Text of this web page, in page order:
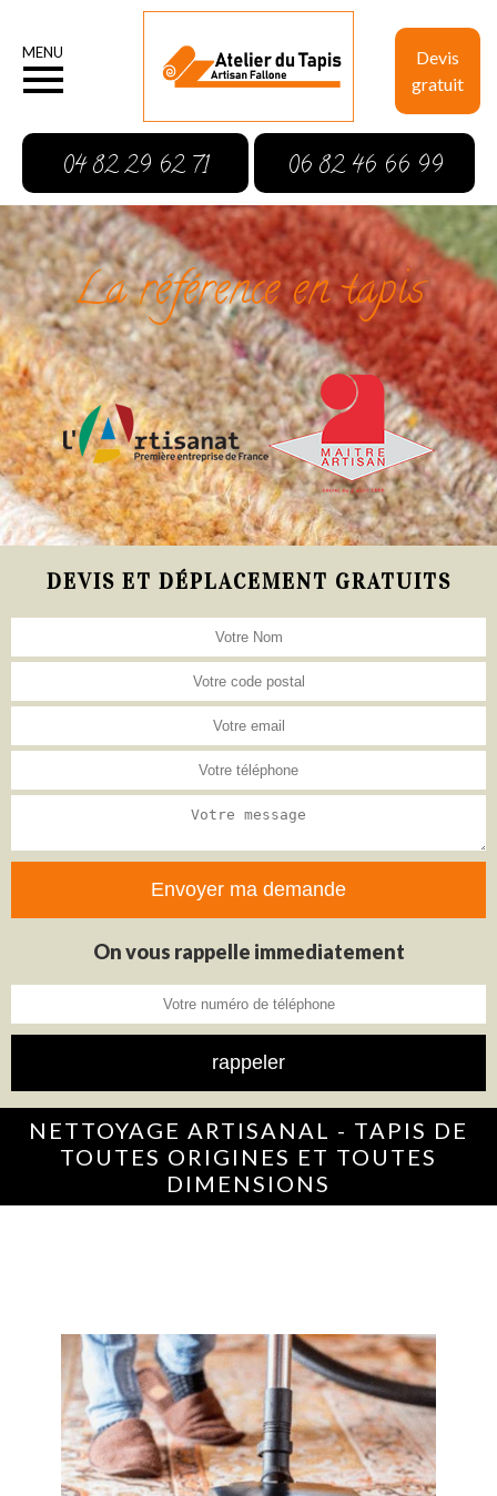
Devis
gratuit
MENU
04 82 29 62 71 06 82 46 66 99
La référence en tapis
DEVIS ET DÉPLACEMENT GRATUITS
On vous rappelle immediatement
NETTOYAGE ARTISANAL - TAPIS DE
TOUTES ORIGINES ET TOUTES
DIMENSIONS